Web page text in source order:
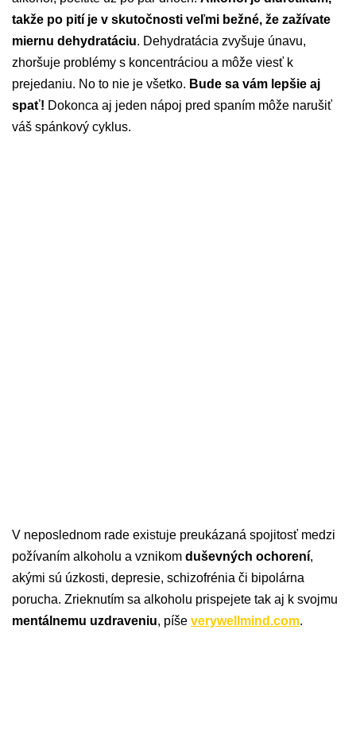
takže po pití je v skutočnosti veľmi bežné, že zažívate
miernu dehydratáciu. Dehydratácia zvyšuje únavu,
zhoršuje problémy s koncentráciou a môže viesť k
prejedaniu. No to nie je všetko. Bude sa vám lepšie aj
spať! Dokonca aj jeden nápoj pred spaním môže narušiť
váš spánkový cyklus.
V neposlednom rade existuje preukázaná spojitosť medzi
požívaním alkoholu a vznikom duševných ochorení,
akými sú úzkosti, depresie, schizofrénia či bipolárna
porucha. Zrieknutím sa alkoholu prispejete tak aj k svojmu
mentálnemu uzdraveniu, píše verywellmind.com.